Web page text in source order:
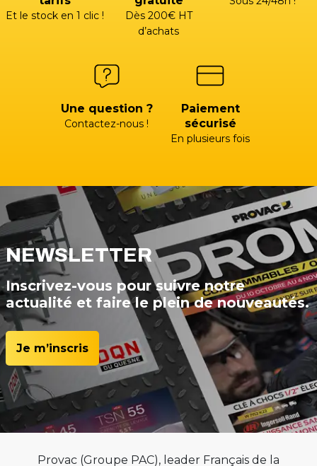
Et le stock en 1 clic !
Dès 200€ HT
d’achats
Une question ?
Contactez-nous !
Paiement
sécurisé
En plusieurs fois
NEWSLETTER
Inscrivez-vous pour suivre notre
actualité et faire le plein de nouveautés.
Je m’inscris
Provac (Groupe PAC), leader Français de la